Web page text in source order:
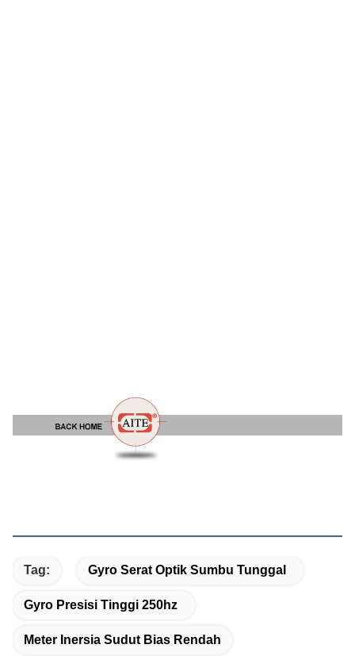
Tag: Gyro Serat Optik Sumbu Tunggal
Gyro Presisi Tinggi 250hz
Meter Inersia Sudut Bias Rendah